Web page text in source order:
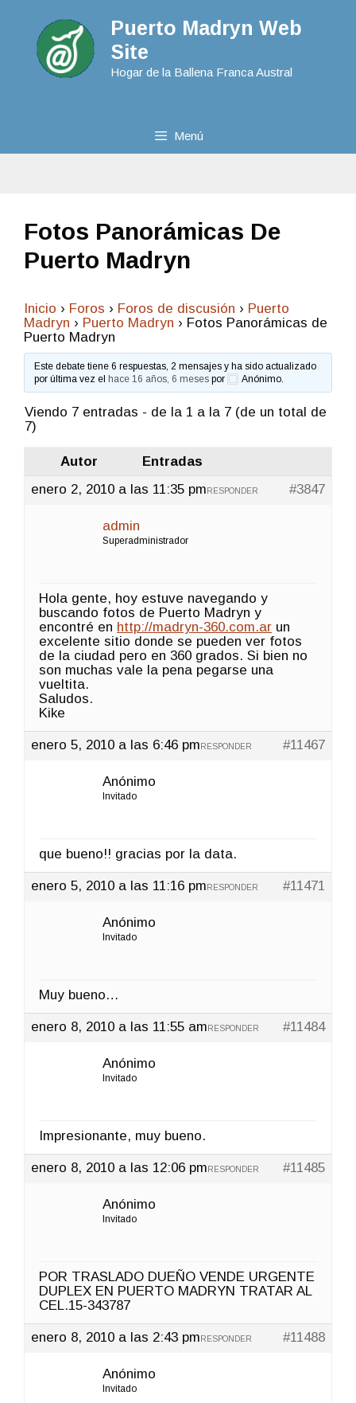
Puerto Madryn Web
Site
Hogar de la Ballena Franca Austral
Menú
Fotos Panorámicas De
Puerto Madryn
Inicio › Foros › Foros de discusión › Puerto
Madryn › Puerto Madryn › Fotos Panorámicas de
Puerto Madryn
Este debate tiene 6 respuestas, 2 mensajes y ha sido actualizado
por última vez elhace 16 años, 6 meses por Anónimo
Viendo 7 entradas - de la 1 a la 7 (de un total de
7)
Autor
Entradas
enero 2, 2010 a las 11:35 pm
#3847
RESPONDER
admin
Superadministrador
Hola gente, hoy estuve navegando y
buscando fotos de Puerto Madryn y
encontré en http://madryn-360.com.ar un
excelente sitio donde se pueden ver fotos
de la ciudad pero en 360 grados. Si bien no
son muchas vale la pena pegarse una
vueltita.
Saludos.
Kike
enero 5, 2010 a las 6:46 pm #11467
RESPONDER
Anónimo
Invitado
que bueno!! gracias por la data.
enero 5, 2010 a las 11:16 pm #11471
RESPONDER
Anónimo
Invitado
Muy bueno…
enero 8, 2010 a las 11:55 am #11484
RESPONDER
Anónimo
Invitado
Impresionante, muy bueno.
enero 8, 2010 a las 12:06 pm #11485
RESPONDER
Anónimo
Invitado
POR TRASLADO DUEÑO VENDE URGENTE
DUPLEX EN PUERTO MADRYN TRATAR AL
CEL.15-343787
enero 8, 2010 a las 2:43 pm #11488
RESPONDER
Anónimo
Invitado